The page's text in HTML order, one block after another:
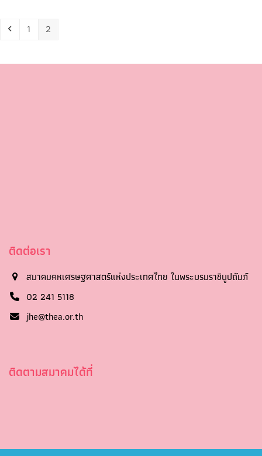
1 2
ติดต่อเรา
สมาคมคหเศรษฐศาสตร์แห่งประเทศไทย ในพระบรมราชินูปถัมภ์
02 241 5118
jhe@thea.or.th
ติดตามสมาคมได้ที่